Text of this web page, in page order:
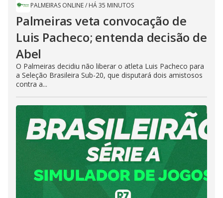
PALMEIRAS ONLINE/ HÁ 35 MINUTOS
Palmeiras veta convocação de
Luis Pacheco; entenda decisão de
Abel
O Palmeiras decidiu não liberar o atleta Luis Pacheco para
a Seleção Brasileira Sub-20, que disputará dois amistosos
contra a...